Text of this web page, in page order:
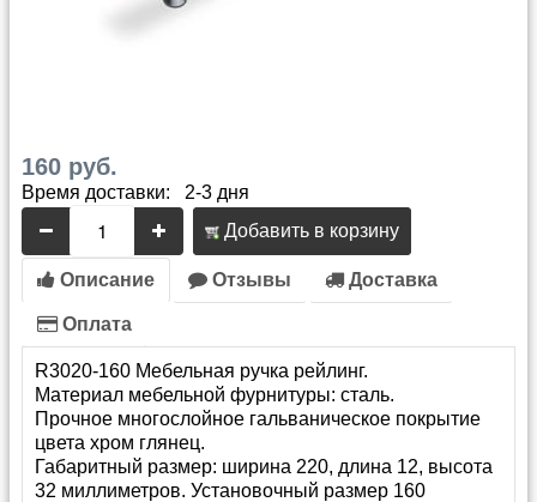
160 руб.
Время доставки: 2-3 дня
Добавить в корзину
Описание Отзывы Доставка
Оплата
R3020-160 Мебельная ручка рейлинг.
Материал мебельной фурнитуры: сталь.
Прочное многослойное гальваническое покрытие
цвета хром глянец.
Габаритный размер: ширина 220, длина 12, высота
32 миллиметров. Установочный размер 160